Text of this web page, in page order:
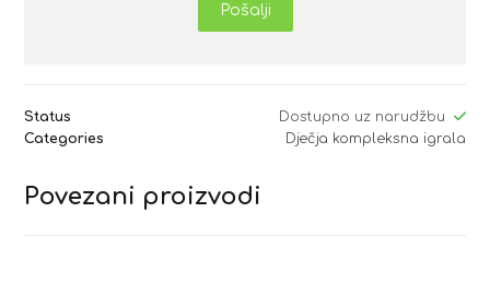
Pošalji
Status
Dostupno uz narudžbu
Categories
Dječja kompleksna igrala
Povezani proizvodi